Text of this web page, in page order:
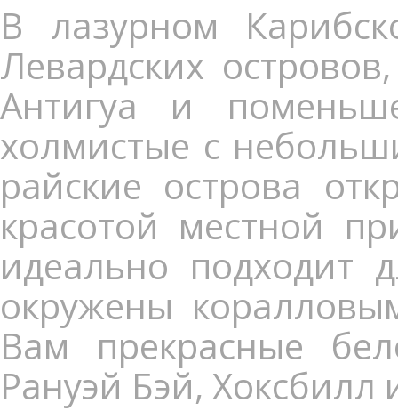
В лазурном
Левардских
Антигуа и
холмистые с
райские острова
красотой местной
идеально подходит
окружены
Вам прекрасные
Рануэй Бэй, Хоксбилл